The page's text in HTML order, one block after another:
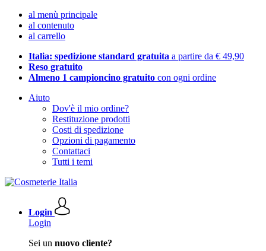
al menù principale
al contenuto
al carrello
Italia: spedizione standard gratuita a partire da € 49,90
Reso gratuito
Almeno 1 campioncino gratuito con ogni ordine
Aiuto
Dov'è il mio ordine?
Restituzione prodotti
Costi di spedizione
Opzioni di pagamento
Contattaci
Tutti i temi
Login
Login
Sei un nuovo cliente?